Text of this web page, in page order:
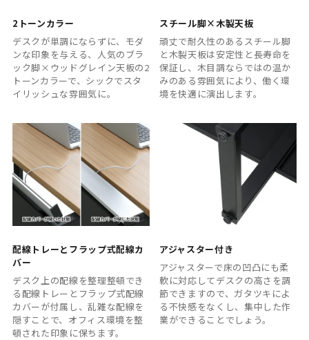
2トーンカラー
デスクが単調にならずに、モダ
ンな印象を与える、人気のブラ
ック脚×ウッドグレイン天板の2
トーンカラーで、シックでスタ
イリッシュな雰囲気に。
スチール脚×木製天板
頑丈で耐久性のあるスチール脚
と木製天板は安定性と長寿命を
保証し、木目調ならではの温か
みのある雰囲気により、働く環
境を快適に演出します。
配線トレーとフラップ式配線カ
バー
デスク上の配線を整理整頓でき
る配線トレーとフラップ式配線
カバーが付属し、乱雑な配線を
隠すことで、オフィス環境を整
頓された印象に保ちます。
アジャスター付き
アジャスターで床の凹凸にも柔
軟に対応してデスクの高さを調
節できますので、ガタツキによ
る不快感をなくし、集中した作
業ができることでしょう。